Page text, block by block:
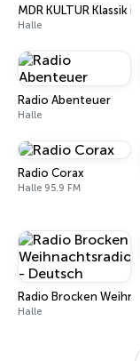
MDR KULTUR Klassik
Halle
Radio Abenteuer
Halle
Radio Corax
Halle 95.9 FM
Radio Brocken
Halle